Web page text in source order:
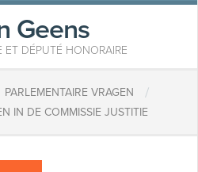
Geens
ET DÉPUTÉ HONORAIRE
PARLEMENTAIRE VRAGEN /
IN DE COMMISSIE JUSTITIE